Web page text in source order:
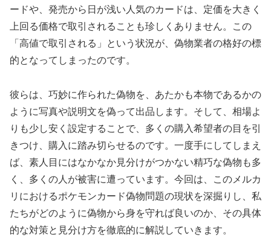
ードや、発売から日が浅い人気のカードは、定価を大きく
上回る価格で取引されることも珍しくありません。この
「高値で取引される」という状況が、偽物業者の格好の標
的となってしまったのです。
彼らは、巧妙に作られた偽物を、あたかも本物であるかの
ように写真や説明文を偽って出品します。そして、相場よ
りも少し安く設定することで、多くの購入希望者の目を引
きつけ、購入に踏み切らせるのです。一度手にしてしまえ
ば、素人目にはなかなか見分けがつかない精巧な偽物も多
く、多くの人が被害に遭っています。今回は、このメルカ
リにおけるポケモンカード偽物問題の現状を深掘りし、私
たちがどのように偽物から身を守れば良いのか、その具体
的な対策と見分け方を徹底的に解説していきます。